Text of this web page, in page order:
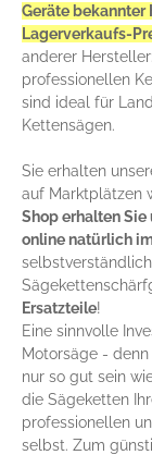
Geräte bekannter
Lagerverkaufs-
anderer
professionellen
sind ideal für
Kettensägen.
Sie erhalten
auf Marktplätzen
Shop erhalten
online natürlich
Ersatzteile!
Eine sinnvolle
Motorsäge -
nur so gut sein
die Sägeketten
professionellen
selbst. Zum